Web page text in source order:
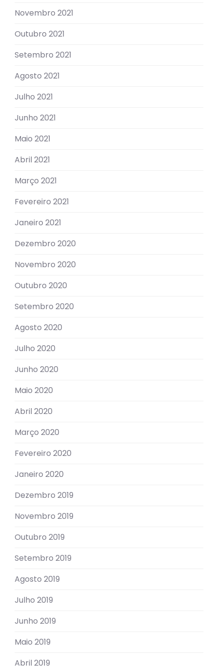
Novembro 2021
Outubro 2021
Setembro 2021
Agosto 2021
Julho 2021
Junho 2021
Maio 2021
Abril 2021
Março 2021
Fevereiro 2021
Janeiro 2021
Dezembro 2020
Novembro 2020
Outubro 2020
Setembro 2020
Agosto 2020
Julho 2020
Junho 2020
Maio 2020
Abril 2020
Março 2020
Fevereiro 2020
Janeiro 2020
Dezembro 2019
Novembro 2019
Outubro 2019
Setembro 2019
Agosto 2019
Julho 2019
Junho 2019
Maio 2019
Abril 2019